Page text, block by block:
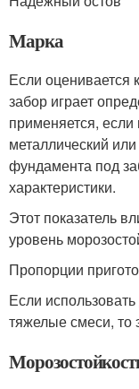
Марка
Если оценивается
забор играет
применяется,
металлический
фундамента под
характеристики.
Этот показатель
уровень
Пропорции
Если
тяжелые смеси, то